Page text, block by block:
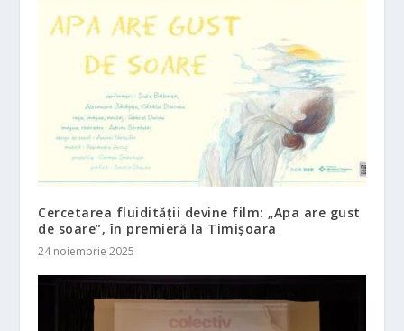
Cercetarea fluidității devine film: „Apa are gust
de soare”, în premieră la Timișoara
24 noiembrie 2025